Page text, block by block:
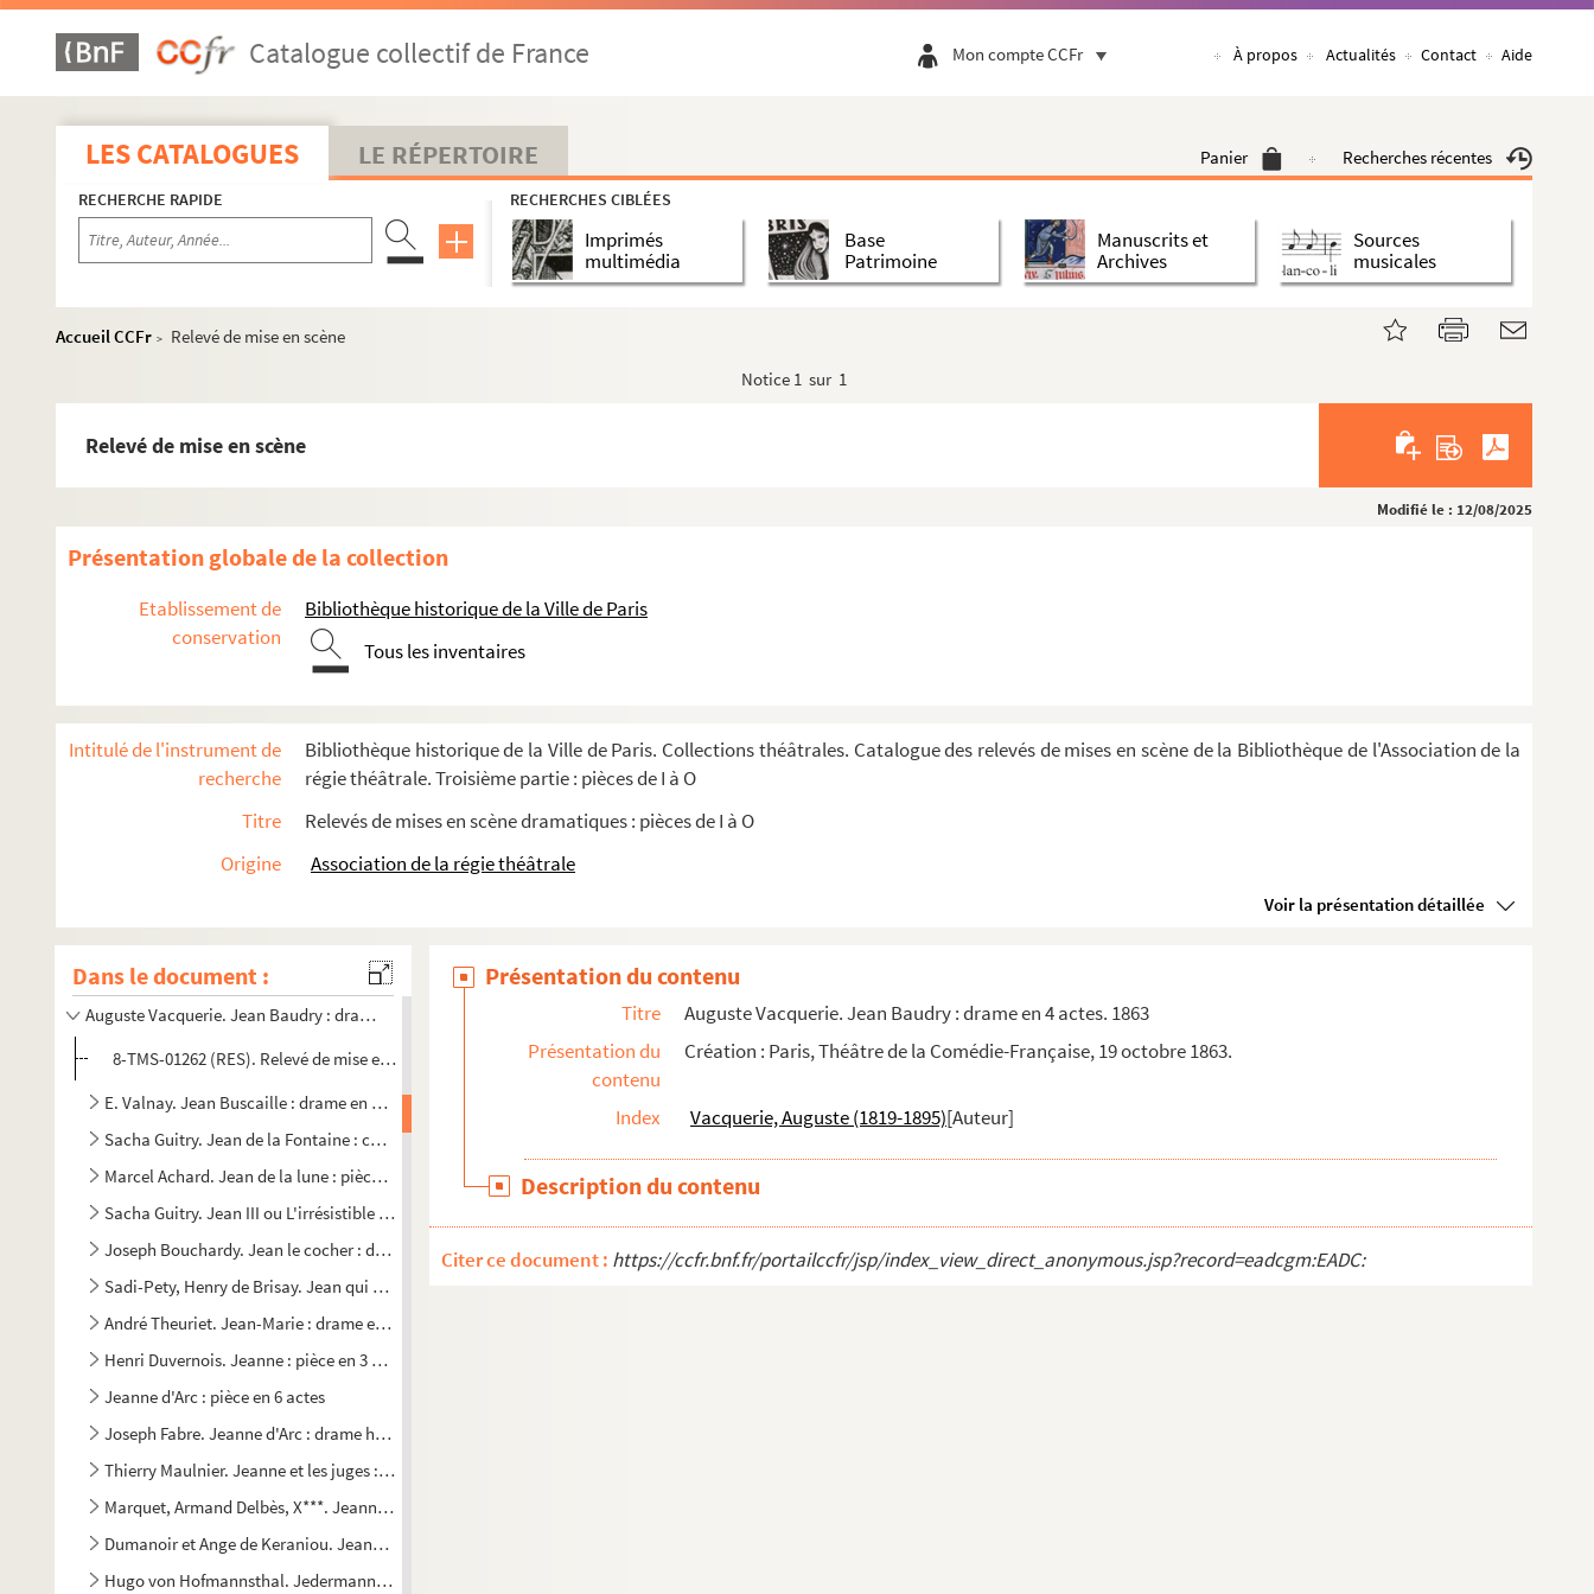
Catalogue collectif de France Mon compte CCFr À propos Actualités Contact Aide
LES CATALOGUES LE RÉPERTOIRE Panier Recherches récentes
RECHERCHE RAPIDE RECHERCHES CIBLÉES
Imprimés
multimédia
Base
Patrimoine
Manuscrits et
Archives
Sources
musicales
Accueil CCFr >
Relevé de mise en scène
Notice 1 sur 1
Relevé de mise en scène
Modifié le : 12/08/2025
Présentation globale de la collection
Etablissement de
conservation
Bibliothèque historique de la Ville de Paris
Tous les inventaires
Intitulé de l'instrument de
recherche
Bibliothèque historique de la Ville de Paris. Collections théâtrales. Catalogue des relevés de mises en scène de la Bibliothèque de l'Association de la
régie théâtrale. Troisième partie : pièces de I à O
Titre
Relevés de mises en scène dramatiques : pièces de I à O
Origine
Association de la régie théâtrale
Voir la présentation détaillée
Dans le document :
Jean Racine. Iphigénie : tragédie en 5 actes. 1674
Ugo Betti. Irène innocente. 1949
Jean Guitton. Irma (3ème à gauche) : pièce en 3 actes et 5 tableaux. 1936
Edmond Sée. L'irrégulière : comédie en 4 actes. 1913
Alfred Bonsergent, Charles Simon. Irréguliers : pièce en 3 actes. 1897
Georges Berr. L'irrésolu : comédie en 4 actes. 1903
André Mouëzy-Eon. Isolons-nous, Gustave! : comédie en 1 acte. 1917
A. Neuville. J'ai z-un truc
Alexandre Bisson, Adolphe Leclercq. Jalouse : comédie en 3 actes. 1897
Sacha Guitry. La jalousie : comédie en 3 actes. 1915
Marcel Pagnol. Jazz : pièce en 4 actes. 1926
Adrien Decourcelle, Lambert-Thiboust. Je dîne chez ma mère : comédie en 1 acte, mêlée de couplets. 1...
Jean Guitton. Je l'aimais trop : comédie en 3 actes. 1951
Roger-Ferdinand. Je ne te connais plus : comédie en 3 actes. 1941
Georges Feydeau, René Peter. Je ne trompe pas mon mari : comédie en 3 actes. 1914
Je veux avoir un enfant. ....
Steve Passeur. Je vivrai un grand amour : pièce en 3 actes. 1935
Auguste Vacquerie. Jean Baudry : drame en 4 actes. 1863
8-TMS-01262 (RES). Relevé de mise en scène
E. Valnay. Jean Buscaille : drame en 5 actes. 1879
Sacha Guitry. Jean de la Fontaine : comédie en 4 actes. 1916
Marcel Achard. Jean de la lune : pièce en 3 actes. 1929
Sacha Guitry. Jean III ou L'irrésistible vocation du fils Mondoucet : comédie en 3 actes. 1912
Joseph Bouchardy. Jean le cocher : drame en 5 actes précédé d'un prologue en 2 tableaux. 1852
Sadi-Pety, Henry de Brisay. Jean qui pleure : comédie en 1 acte. 1896
André Theuriet. Jean-Marie : drame en 1 acte, en vers. 1871
Henri Duvernois. Jeanne : pièce en 3 actes et 4 tableaux. 1932
Jeanne d'Arc : pièce en 6 actes
Joseph Fabre. Jeanne d'Arc : drame historique en 5 actes, avec prologue. 1891
Thierry Maulnier. Jeanne et les juges : pièce en 2 parties. 1949
Marquet, Armand Delbès, X***. Jeanne la maudite : drame en 5 actes. 1867
Dumanoir et Ange de Keraniou. Jeanne qui pleure et Jeanne qui rit : comédie en 4 actes. 1860
Hugo von Hofmannsthal. Jedermann ou le jeu de la mort de l'homme riche. Adaptation de Jacques Hébert...
Présentation du contenu
Titre
Auguste Vacquerie. Jean Baudry : drame en 4 actes. 1863
Présentation du
contenu
Création : Paris, Théâtre de la Comédie-Française, 19 octobre 1863.
Index Vacquerie, Auguste (1819-1895)[Auteur]
Description du contenu
Citer ce document : https://ccfr.bnf.fr/portailccfr/jsp/index_view_direct_anonymous.jsp?record=eadcgm:EADC: